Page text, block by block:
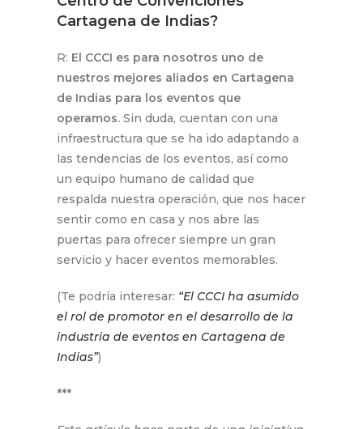
Cartagena de Indias?
R: El CCCI es para nosotros uno de
nuestros mejores aliados en Cartagena
de Indias para los eventos que
operamos. Sin duda, cuentan con una
infraestructura que se ha ido adaptando a
las tendencias de los eventos, así como
un equipo humano de calidad que
respalda nuestra operación, que nos hacer
sentir como en casa y nos abre las
puertas para ofrecer siempre un gran
servicio y hacer eventos memorables.
(Te podría interesar: “El CCCI ha asumido
el rol de promotor en el desarrollo de la
industria de eventos en Cartagena de
Indias”)
***